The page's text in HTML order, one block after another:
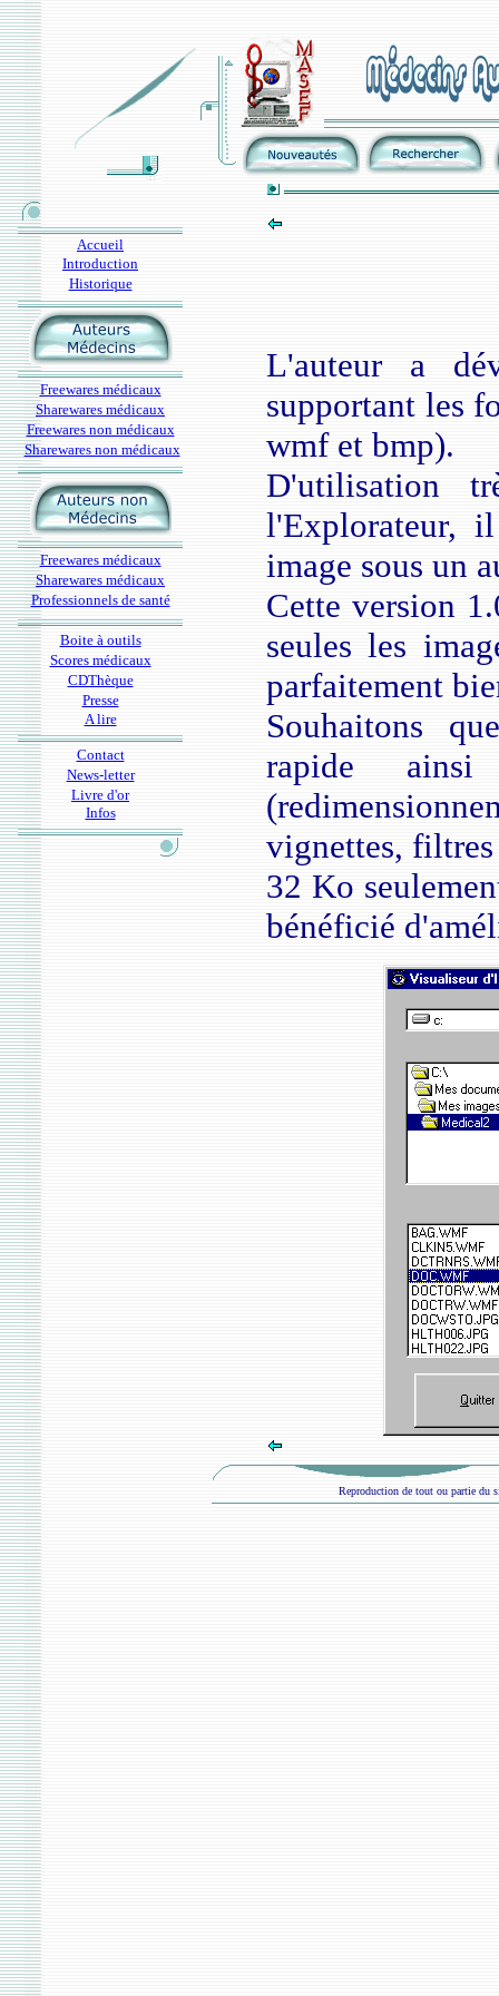
Accueil
Introduction
Historique
Freewares médicaux
Sharewares médicaux
Freewares non médicaux
Sharewares non médicaux
Freewares médicaux
Sharewares médicaux
Professionnels de santé
Boite à outils
Scores médicaux
CDThèque
Presse
A lire
Contact
News-letter
Livre d'or
Infos
L'auteur a
supportant les
wmf et bmp).
D'utilisation
l'Explorateur,
image sous un
Cette version
seules les
parfaitement
Souhaitons
rapide
vignettes,
32 Ko
bénéficié
Reproduction de tout ou partie du